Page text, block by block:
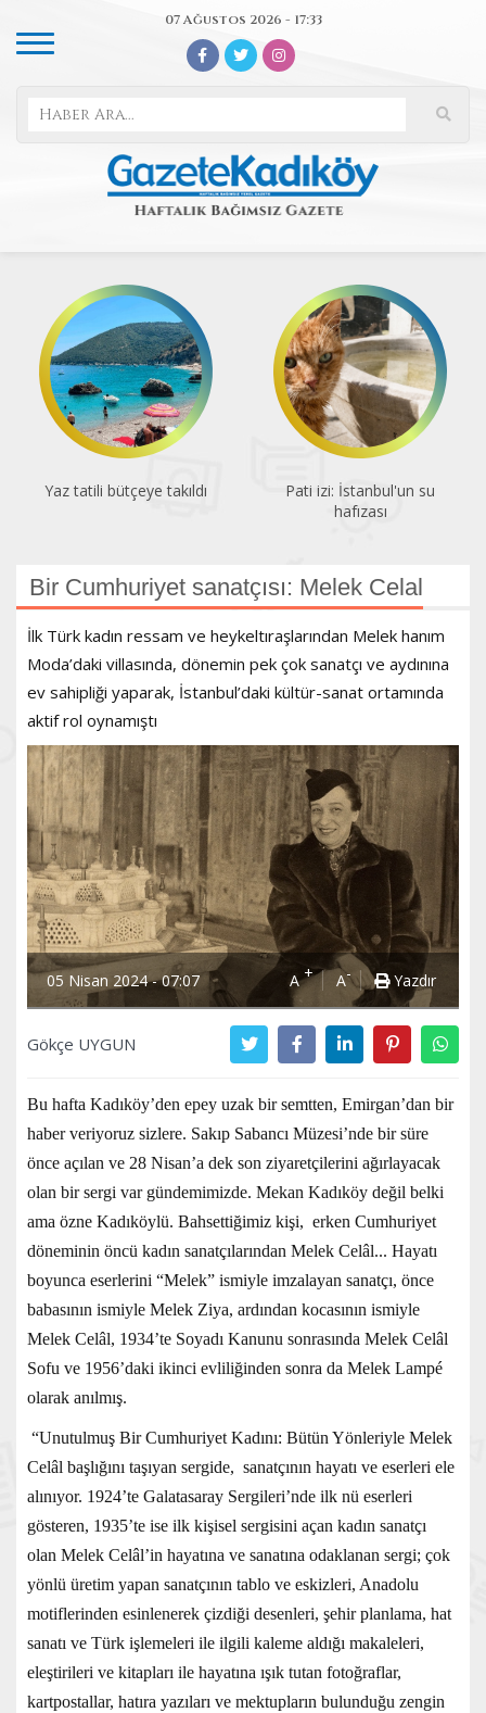
07 Ağustos 2026 - 17:33
Pati izi: İstanbul'un su
Bir gezginin gözünden
Kadıköy
Bir Cumhuriyet sanatçısı: Melek Celal
İlk Türk kadın ressam ve heykeltıraşlarından Melek hanım
Moda’daki villasında, dönemin pek çok sanatçı ve aydınına
ev sahipliği yaparak, İstanbul’daki kültür-sanat ortamında
aktif rol oynamıştı
05 Nisan 2024 - 07:07 A+ A- Yazdır
Gökçe UYGUN
Bu hafta Kadıköy’den epey uzak bir semtten, Emirgan’dan bir
haber veriyoruz sizlere. Sakıp Sabancı Müzesi’nde bir süre
önce açılan ve 28 Nisan’a dek son ziyaretçilerini ağırlayacak
olan bir sergi var gündemimizde. Mekan Kadıköy değil belki
ama özne Kadıköylü. Bahsettiğimiz kişi, erken Cumhuriyet
döneminin öncü kadın sanatçılarından Melek Celâl... Hayatı
boyunca eserlerini “Melek” ismiyle imzalayan sanatçı, önce
babasının ismiyle Melek Ziya, ardından kocasının ismiyle
Melek Celâl, 1934’te Soyadı Kanunu sonrasında Melek Celâl
Sofu ve 1956’daki ikinci evliliğinden sonra da Melek Lampé
olarak anılmış.
“Unutulmuş Bir Cumhuriyet Kadını: Bütün Yönleriyle Melek
Celâl başlığını taşıyan sergide, sanatçının hayatı ve eserleri ele
alınıyor. 1924’te Galatasaray Sergileri’nde ilk nü eserleri
gösteren, 1935’te ise ilk kişisel sergisini açan kadın sanatçı
olan Melek Celâl’in hayatına ve sanatına odaklanan sergi; çok
yönlü üretim yapan sanatçının tablo ve eskizleri, Anadolu
motiflerinden esinlenerek çizdiği desenleri, şehir planlama, hat
sanatı ve Türk işlemeleri ile ilgili kaleme aldığı makaleleri,
eleştirileri ve kitapları ile hayatına ışık tutan fotoğraflar,
kartpostallar, hatıra yazıları ve mektupların bulunduğu zengin